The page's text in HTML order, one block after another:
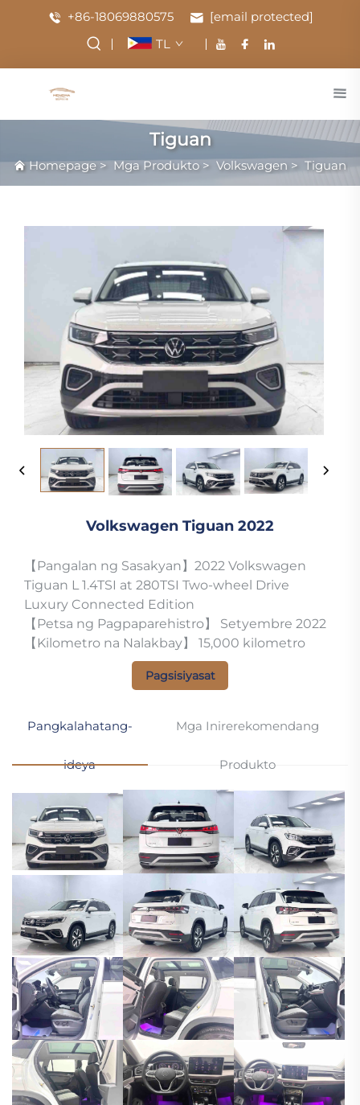
+86-18069880575
[email protected]
TL
Tiguan
Homepage> Mga Produkto > Volkswagen > Tiguan
Volkswagen Tiguan 2022
【Pangalan ng Sasakyan】2022 Volkswagen
Tiguan L 1.4TSI at 280TSI Two-wheel Drive
Luxury Connected Edition
【Petsa ng Pagpaparehistro】 Setyembre 2022
【Kilometro na Nalakbay】 15,000 kilometro
Pagsisiyasat
Pangkalahatang-
ideya
Mga Inirerekomendang
Produkto